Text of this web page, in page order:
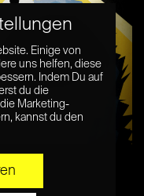
Einige von
uns helfen, diese
Indem Du auf
du die
Marketing-
kannst du den